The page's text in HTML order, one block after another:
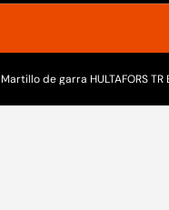
Martillo de garra HULTAFORS TR